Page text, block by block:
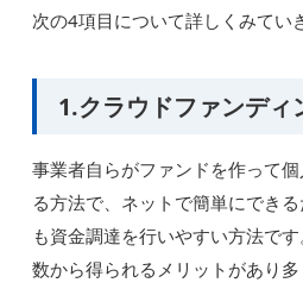
次の4項目について詳しくみてい
1.クラウドファンディ
事業者自らがファンドを作って
る方法で、ネットで簡単にでき
も資金調達を行いやすい方法で
数から得られるメリットがあり